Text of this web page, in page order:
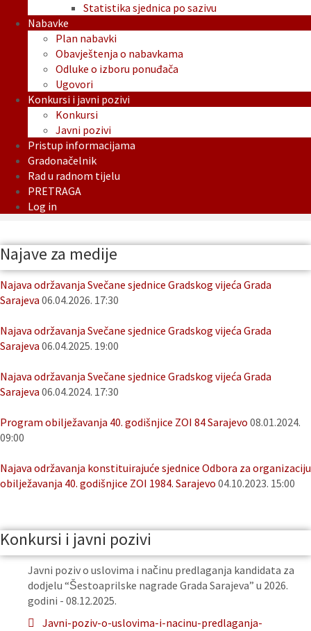
Statistika sjednica po sazivu
Nabavke
Plan nabavki
Obavještenja o nabavkama
Odluke o izboru ponuđača
Ugovori
Konkursi i javni pozivi
Konkursi
Javni pozivi
Pristup informacijama
Gradonačelnik
Rad u radnom tijelu
PRETRAGA
Log in
Najave za medije
Najava održavanja Svečane sjednice Gradskog vijeća Grada
Sarajeva 06.04.2026. 17:30
Najava održavanja Svečane sjednice Gradskog vijeća Grada
Sarajeva 06.04.2025. 19:00
Najava održavanja Svečane sjednice Gradskog vijeća Grada
Sarajeva 06.04.2024. 17:30
Program obilježavanja 40. godišnjice ZOI 84 Sarajevo 08.01.2024.
09:00
Najava održavanja konstituirajuće sjednice Odbora za organizaciju
obilježavanja 40. godišnjice ZOI 1984. Sarajevo 04.10.2023. 15:00
Konkursi i javni pozivi
Javni poziv o uslovima i načinu predlaganja kandidata za
dodjelu “Šestoaprilske nagrade Grada Sarajeva” u 2026.
godini - 08.12.2025.
Javni-poziv-o-uslovima-i-nacinu-predlaganja-